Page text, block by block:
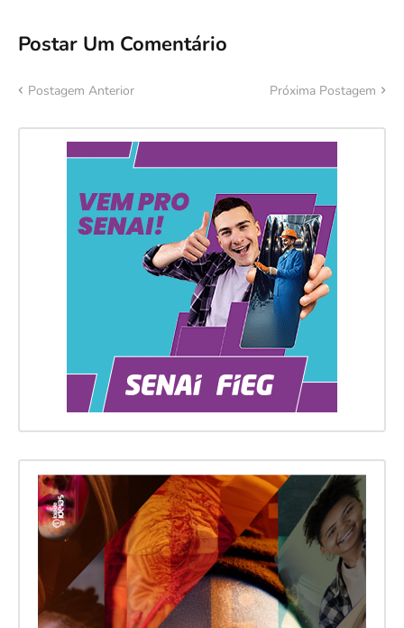
Postar Um Comentário
Postagem Anterior Próxima Postagem